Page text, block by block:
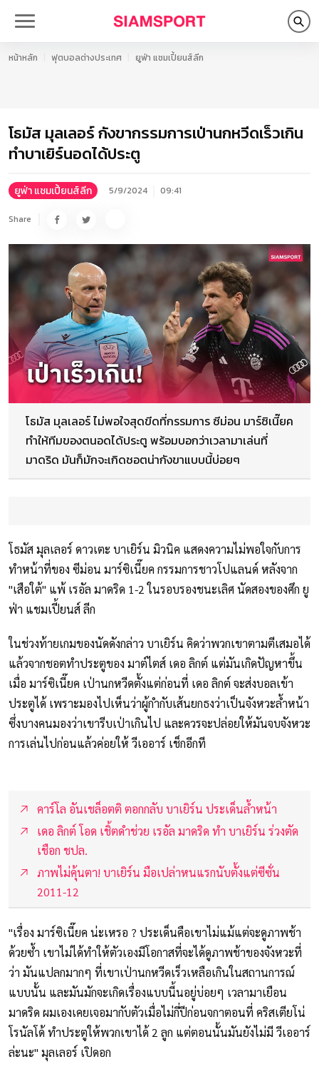
หน้าหลัก ฟุตบอลต่างประเทศ ยูฟ่า แชมเปี้ยนส์ลีก
โธมัส มุลเลอร์ กังขากรรมการเป่านกหวีดเร็วเกิน
ทำบาเยิร์นอดได้ประตู
ยูฟ่า แชมเปี้ยนส์ลีก 5/9/2024 09:41
Share
โธมัส มุลเลอร์ ไม่พอใจสุดขีดที่กรรมการ ซีม่อน มาร์ซิเนี๊ยค
ทำให้ทีมของตนอดได้ประตู พร้อมบอกว่าเวลามาเล่นที่
มาดริด มันก็มักจะเกิดชอตน่ากังขาแบบนี้บ่อยๆ
โธมัส มุลเลอร์ ดาวเตะ บาเยิร์น มิวนิค แสดงความไม่พอใจกับการ
ทำหน้าที่ของ ซีม่อน มาร์ซิเนี๊ยค กรรมการชาวโปแลนด์ หลังจาก
"เสือใต้" แพ้ เรอัล มาดริด 1-2 ในรอบรองชนะเลิศ นัดสองของศึก ยู
ฟ่า แชมเปี้ยนส์ ลีก
ในช่วงท้ายเกมของนัดดังกล่าว บาเยิร์น คิดว่าพวกเขาตามตีเสมอได้
แล้วจากชอตทำประตูของ มาต์ไตส์ เดอ ลิกต์ แต่มันเกิดปัญหาขึ้น
เมื่อ มาร์ซิเนี๊ยค เป่านกหวีดตั้งแต่ก่อนที่ เดอ ลิกต์ จะส่งบอลเข้า
ประตูได้ เพราะมองไปเห็นว่าผู้กำกับเส้นยกธงว่าเป็นจังหวะล้ำหน้า
ซึ่งบางคนมองว่าเขารีบเป่าเกินไป และควรจะปล่อยให้มันจบจังหวะ
การเล่นไปก่อนแล้วค่อยให้ วีเออาร์ เช็กอีกที
คาร์โล อันเชล็อตติ ตอกกลับ บาเยิร์น ประเด็นล้ำหน้า
เดอ ลิกต์ โอด เชิ้ตดำช่วย เรอัล มาดริด ทำ บาเยิร์น ร่วงตัด
เชือก ชปล.
ภาพไม่คุ้นตา! บาเยิร์น มือเปล่าหนแรกนับตั้งแต่ซีซั่น
2011-12
"เรื่อง มาร์ซิเนี๊ยค น่ะเหรอ ? ประเด็นคือเขาไม่แม้แต่จะดูภาพช้า
ด้วยซ้ำ เขาไม่ได้ทำให้ตัวเองมีโอกาสที่จะได้ดูภาพช้าของจังหวะที่
ว่า มันแปลกมากๆ ที่เขาเป่านกหวีดเร็วเหลือเกินในสถานการณ์
แบบนั้น และมันมักจะเกิดเรื่องแบบนี้นอยู่บ่อยๆ เวลามาเยือน
มาดริด ผมเองเคยเจอมากับตัวเมื่อไม่กี่ปีก่อนจกาตอนที่ คริสเตียโน่
โรนัลโด้ ทำประตูให้พวกเขาได้ 2 ลูก แต่ตอนนั้นมันยังไม่มี วีเออาร์
ล่ะนะ" มุลเลอร์ เปิดอก